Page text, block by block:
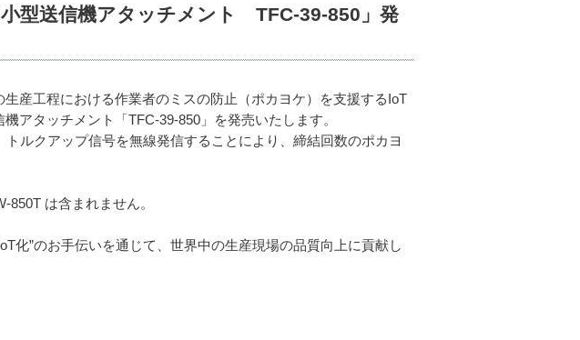
型送信機アタッチメント TFC-39-850」発
産工程における作業者のミスの防止（ポカヨケ）を支援するIoT
アタッチメント「TFC-39-850」を発売いたします。
ルクアップ信号を無線発信することにより、締結回数のポカヨ
は含まれません。
化”のお手伝いを通じて、世界中の生産現場の品質向上に貢献し